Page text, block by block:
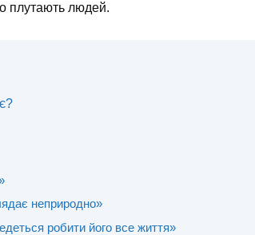
плутають людей.
неприродно»
робити його все життя»